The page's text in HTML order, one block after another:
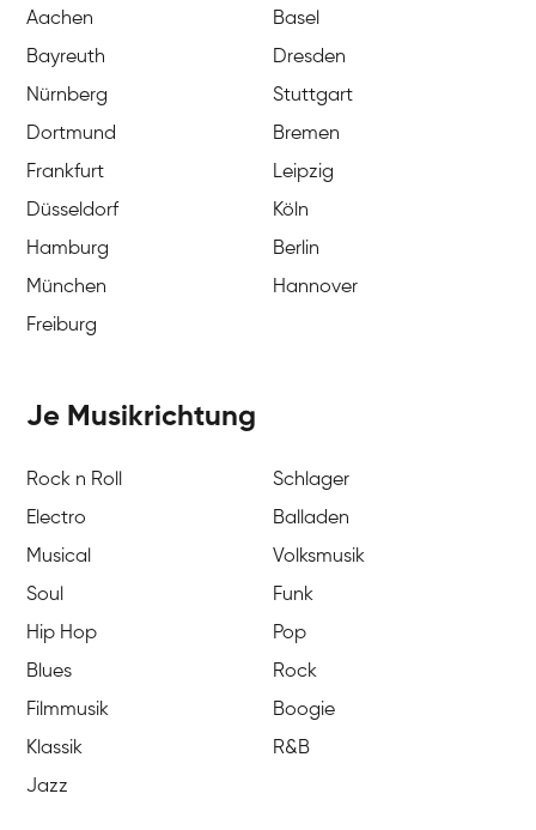
Aachen
Basel
Bayreuth
Dresden
Nürnberg
Stuttgart
Dortmund
Bremen
Frankfurt
Leipzig
Düsseldorf
Köln
Hamburg
Berlin
München
Hannover
Freiburg
Je Musikrichtung
Rock n Roll
Schlager
Electro
Balladen
Musical
Volksmusik
Soul
Funk
Hip Hop
Pop
Blues
Rock
Filmmusik
Boogie
Klassik
R&B
Jazz